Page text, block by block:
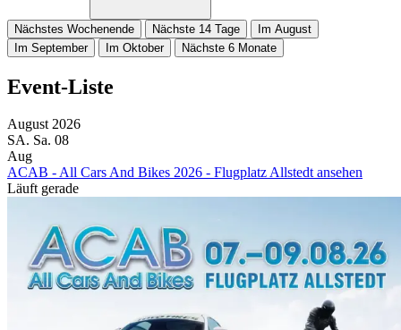
Nächstes Wochenende Nächste 14 Tage
Im August
Im September
Im Oktober Nächste 6 Monate
Event-Liste
August 2026
SA. Sa. 08
Aug
ACAB - All Cars And Bikes 2026 - Flugplatz Allstedt ansehen
Läuft gerade